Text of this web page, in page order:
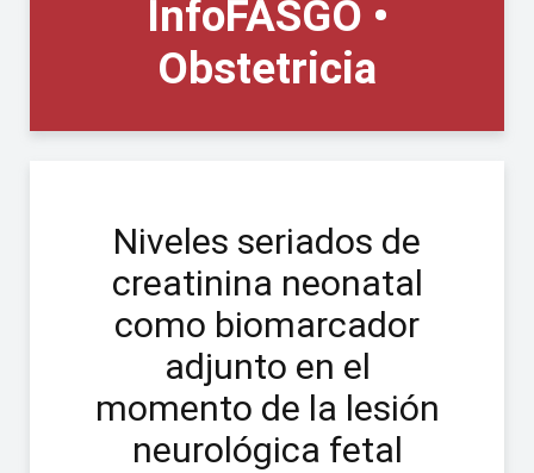
InfoFASGO •
Obstetricia
Niveles seriados de
creatinina neonatal
como biomarcador
adjunto en el
momento de la lesión
neurológica fetal